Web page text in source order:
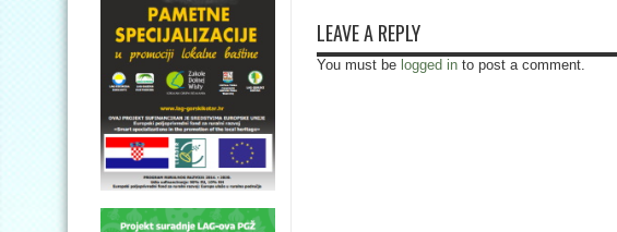
LEAVE A REPLY
You must be logged in to post a comment.